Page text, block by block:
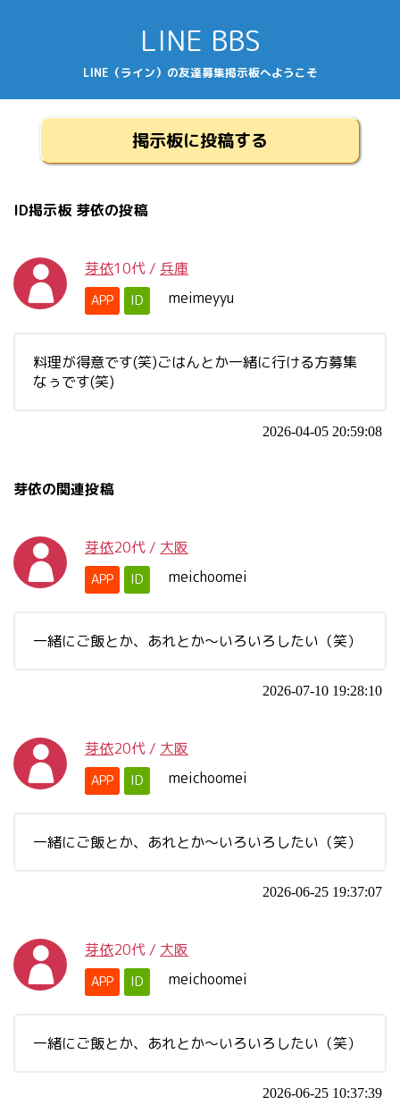
LINE BBS
LINE（ライン）の友達募集掲示板へようこそ
掲示板に投稿する
ID掲示板 芽依の投稿
芽依10代 / 兵庫
APP ID meimeyyu
料理が得意です(笑)ごはんとか一緒に行ける方募集
なぅです(笑)
2026-04-05 20:59:08
芽依の関連投稿
芽依20代 / 大阪
APP ID meichoomei
一緒にご飯とか、あれとか～いろいろしたい（笑）
2026-07-10 19:28:10
芽依20代 / 大阪
APP ID meichoomei
一緒にご飯とか、あれとか～いろいろしたい（笑）
2026-06-25 19:37:07
芽依20代 / 大阪
APP ID meichoomei
一緒にご飯とか、あれとか～いろいろしたい（笑）
2026-06-25 10:37:39